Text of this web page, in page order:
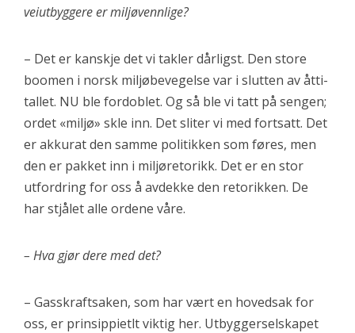
veiutbyggere er miljøvennlige?
– Det er kanskje det vi takler dårligst. Den store
boomen i norsk miljøbevegelse var i slutten av åtti-
tallet. NU ble fordoblet. Og så ble vi tatt på sengen;
ordet «miljø» skle inn. Det sliter vi med fortsatt. Det
er akkurat den samme politikken som føres, men
den er pakket inn i miljøretorikk. Det er en stor
utfordring for oss å avdekke den retorikken. De
har stjålet alle ordene våre.
– Hva gjør dere med det?
– Gasskraftsaken, som har vært en hovedsak for
oss, er prinsippietlt viktig her. Utbyggerselskapet